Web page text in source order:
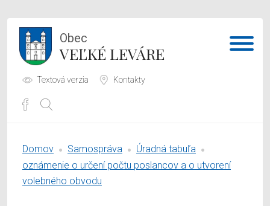
Obec
VEĽKÉ LEVÁRE
Textová verzia Kontakty
Samospráva
Domov Samospráva
Úradná tabuľa
oznámenie o určení počtu poslancov a o utvorení
volebného obvodu